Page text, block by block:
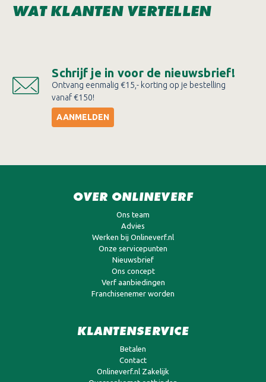
WAT KLANTEN VERTELLEN
Schrijf je in voor de nieuwsbrief!
Ontvang eenmalig €15,- korting op je bestelling
vanaf €150!
AANMELDEN
OVER ONLINEVERF
Ons team
Advies
Werken bij Onlineverf.nl
Onze servicepunten
Nieuwsbrief
Ons concept
Verf aanbiedingen
Franchisenemer worden
KLANTENSERVICE
Betalen
Contact
Onlineverf.nl Zakelijk